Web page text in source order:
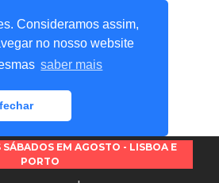
Consideramos assim,
no nosso website
saber mais
fechar
SÁBADOS EM AGOSTO - LISBOA E
PORTO